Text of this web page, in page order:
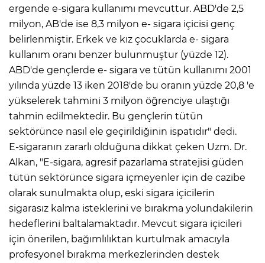
ergende e-sigara kullanımı mevcuttur. ABD'de 2,5
milyon, AB'de ise 8,3 milyon e- sigara içicisi genç
belirlenmiştir. Erkek ve kız çocuklarda e- sigara
kullanım oranı benzer bulunmuştur (yüzde 12).
ABD'de gençlerde e- sigara ve tütün kullanımı 2001
yılında yüzde 13 iken 2018'de bu oranın yüzde 20,8 'e
yükselerek tahmini 3 milyon öğrenciye ulaştığı
tahmin edilmektedir. Bu gençlerin tütün
sektörünce nasıl ele geçirildiğinin ispatıdır" dedi.
E-sigaranın zararlı olduğuna dikkat çeken Uzm. Dr.
Alkan, "E-sigara, agresif pazarlama stratejisi güden
tütün sektörünce sigara içmeyenler için de cazibe
olarak sunulmakta olup, eski sigara içicilerin
sigarasız kalma isteklerini ve bırakma yolundakilerin
hedeflerini baltalamaktadır. Mevcut sigara içicileri
için önerilen, bağımlılıktan kurtulmak amacıyla
profesyonel bırakma merkezlerinden destek